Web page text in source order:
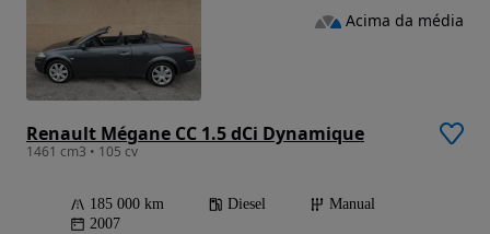
Renault Mégane CC 1.5 dCi Dynamique
1461 cm3 • 105 cv
185 000 km Diesel
Manual
2007
Acima da média